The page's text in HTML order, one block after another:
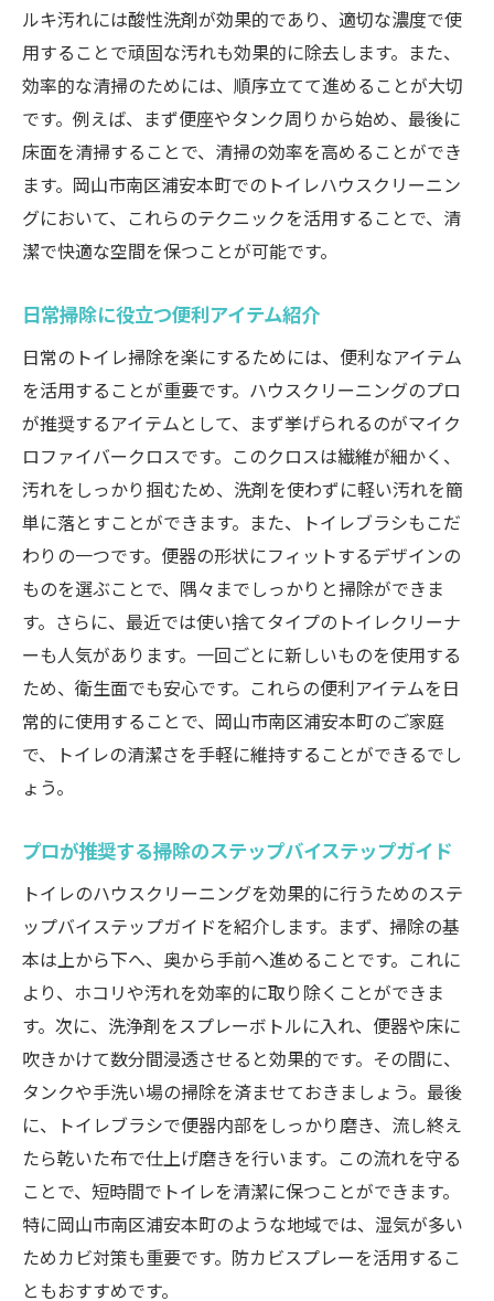
ルキ汚れには酸性洗剤が効果的であり、適切な濃度で使
用することで頑固な汚れも効果的に除去します。また、
効率的な清掃のためには、順序立てて進めることが大切
です。例えば、まず便座やタンク周りから始め、最後に
床面を清掃することで、清掃の効率を高めることができ
ます。岡山市南区浦安本町でのトイレハウスクリーニン
グにおいて、これらのテクニックを活用することで、清
潔で快適な空間を保つことが可能です。
日常掃除に役立つ便利アイテム紹介
日常のトイレ掃除を楽にするためには、便利なアイテム
を活用することが重要です。ハウスクリーニングのプロ
が推奨するアイテムとして、まず挙げられるのがマイク
ロファイバークロスです。このクロスは繊維が細かく、
汚れをしっかり掴むため、洗剤を使わずに軽い汚れを簡
単に落とすことができます。また、トイレブラシもこだ
わりの一つです。便器の形状にフィットするデザインの
ものを選ぶことで、隅々までしっかりと掃除ができま
す。さらに、最近では使い捨てタイプのトイレクリーナ
ーも人気があります。一回ごとに新しいものを使用する
ため、衛生面でも安心です。これらの便利アイテムを日
常的に使用することで、岡山市南区浦安本町のご家庭
で、トイレの清潔さを手軽に維持することができるでし
ょう。
プロが推奨する掃除のステップバイステップガイド
トイレのハウスクリーニングを効果的に行うためのステ
ップバイステップガイドを紹介します。まず、掃除の基
本は上から下へ、奥から手前へ進めることです。これに
より、ホコリや汚れを効率的に取り除くことができま
す。次に、洗浄剤をスプレーボトルに入れ、便器や床に
吹きかけて数分間浸透させると効果的です。その間に、
タンクや手洗い場の掃除を済ませておきましょう。最後
に、トイレブラシで便器内部をしっかり磨き、流し終え
たら乾いた布で仕上げ磨きを行います。この流れを守る
ことで、短時間でトイレを清潔に保つことができます。
特に岡山市南区浦安本町のような地域では、湿気が多い
ためカビ対策も重要です。防カビスプレーを活用するこ
ともおすすめです。